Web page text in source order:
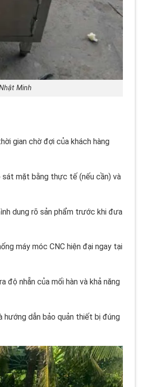
Minh
gian chờ đợi của khách hàng
mặt bằng thực tế (nếu cần) và
dung rõ sản phẩm trước khi đưa
máy móc CNC hiện đại ngay tại
nhẵn của mối hàn và khả năng
hướng dẫn bảo quản thiết bị đúng